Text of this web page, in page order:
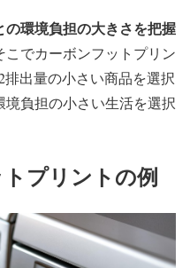
の環境負担の大きさを把握
でカーボンフットプリン
排出量の小さい商品を選択
負担の小さい生活を選択
プリントの例